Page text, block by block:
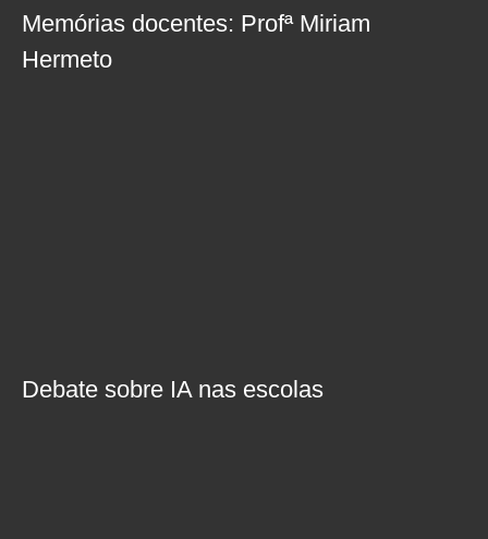
Memórias docentes: Profª Miriam
Hermeto
Debate sobre IA nas escolas